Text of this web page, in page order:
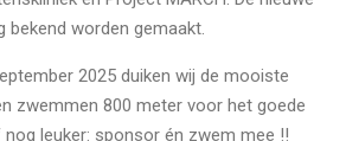
worden gemaakt.
2025 duiken wij de mooiste
zwemmen 800 meter voor het goede
leuker: sponsor én zwem mee !!